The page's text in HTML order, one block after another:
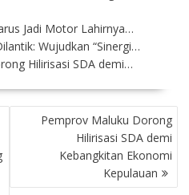
Jadi Motor Lahirnya…
Wujudkan “Sinergi…
Hilirisasi SDA demi…
Pemprov Maluku Dorong
Hilirisasi SDA demi
Kebangkitan Ekonomi
Kepulauan